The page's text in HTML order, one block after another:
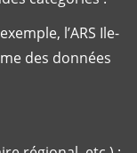
l’ARS Ile-
des données